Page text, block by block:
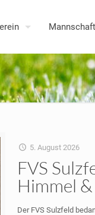
5. August 2026
FVS
Himmel
Der FVS Sulzfeld